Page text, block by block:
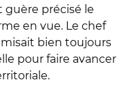
précisé le
en vue. Le chef
bien toujours
pour faire avancer